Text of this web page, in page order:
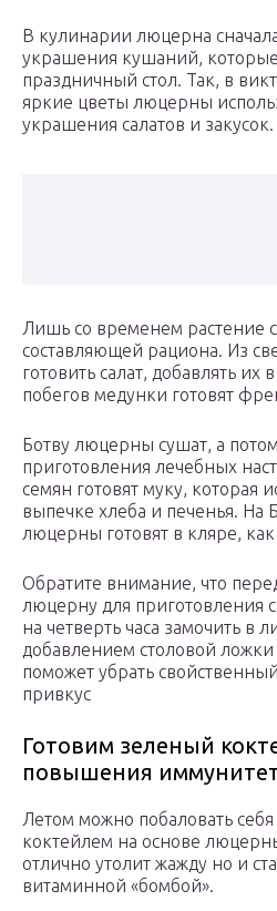
В кулинарии люцерна
украшения кушаний,
праздничный стол. Так, в
яркие цветы люцерны
украшения салатов и закусок.
Лишь со временем растение
составляющей рациона. Из
готовить салат, добавлять их
побегов медунки готовят
Ботву люцерны сушат, а
приготовления лечебных
семян готовят муку, которая
выпечке хлеба и печенья. На
люцерны готовят в кляре,
Обратите внимание, что
люцерну для приготовления
на четверть часа замочить в
добавлением столовой ложки
поможет убрать
привкус
Готовим зеленый
повышения
Летом можно побаловать
коктейлем на основе
отлично утолит жажду но и
витаминной «бомбой».